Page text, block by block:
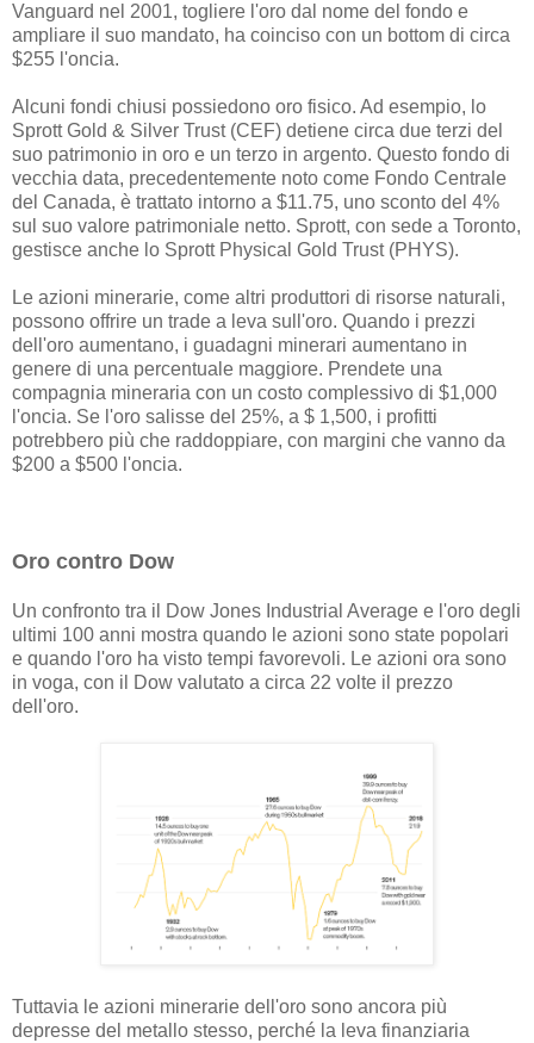
Vanguard nel 2001, togliere l'oro dal nome del fondo e
ampliare il suo mandato, ha coinciso con un bottom di circa
$255 l'oncia.
Alcuni fondi chiusi possiedono oro fisico. Ad esempio, lo
Sprott Gold & Silver Trust (CEF) detiene circa due terzi del
suo patrimonio in oro e un terzo in argento. Questo fondo di
vecchia data, precedentemente noto come Fondo Centrale
del Canada, è trattato intorno a $11.75, uno sconto del 4%
sul suo valore patrimoniale netto. Sprott, con sede a Toronto,
gestisce anche lo Sprott Physical Gold Trust (PHYS).
Le azioni minerarie, come altri produttori di risorse naturali,
possono offrire un trade a leva sull'oro. Quando i prezzi
dell'oro aumentano, i guadagni minerari aumentano in
genere di una percentuale maggiore. Prendete una
compagnia mineraria con un costo complessivo di $1,000
l'oncia. Se l'oro salisse del 25%, a $ 1,500, i profitti
potrebbero più che raddoppiare, con margini che vanno da
$200 a $500 l'oncia.
Oro contro Dow
Un confronto tra il Dow Jones Industrial Average e l'oro degli
ultimi 100 anni mostra quando le azioni sono state popolari
e quando l'oro ha visto tempi favorevoli. Le azioni ora sono
in voga, con il Dow valutato a circa 22 volte il prezzo
dell'oro.
Tuttavia le azioni minerarie dell'oro sono ancora più
depresse del metallo stesso, perché la leva finanziaria